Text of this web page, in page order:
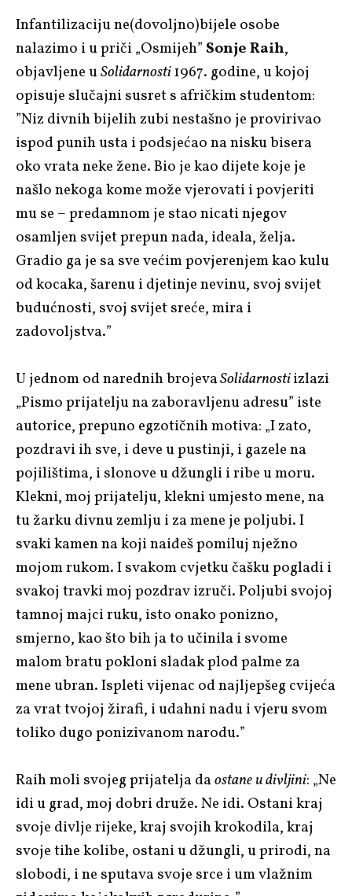
Infantilizaciju ne(dovoljno)bijele osobe
nalazimo i u priči „Osmijeh”Sonje Raih,
objavljene uSolidarnosti1967. godine, u kojoj
opisuje slučajni susret s afričkim studentom:
”Niz divnih bijelih zubi nestašno je provirivao
ispod punih usta i podsjećao na nisku bisera
oko vrata neke žene. Bio je kao dijete koje je
našlo nekoga kome može vjerovati i povjeriti
mu se – predamnom je stao nicati njegov
osamljen svijet prepun nada, ideala, želja.
Gradio ga je sa sve većim povjerenjem kao kulu
od kocaka, šarenu i djetinje nevinu, svoj svijet
budućnosti, svoj svijet sreće, mira i
zadovoljstva.”
U jednom od narednih brojevaSolidarnostiizlazi
„Pismo prijatelju na zaboravljenu adresu” iste
autorice, prepuno egzotičnih motiva: „I zato,
pozdravi ih sve, i deve u pustinji, i gazele na
pojilištima, i slonove u džungli i ribe u moru.
Klekni, moj prijatelju, klekni umjesto mene, na
tu žarku divnu zemlju i za mene je poljubi. I
svaki kamen na koji naiđeš pomiluj nježno
mojom rukom. I svakom cvjetku čašku pogladi i
svakoj travki moj pozdrav izruči. Poljubi svojoj
tamnoj majci ruku, isto onako ponizno,
smjerno, kao što bih ja to učinila i svome
malom bratu pokloni sladak plod palme za
mene ubran. Ispleti vijenac od najljepšeg cvijeća
za vrat tvojoj žirafi, i udahni nadu i vjeru svom
toliko dugo ponizivanom narodu.”
Raih moli svojeg prijatelja daostaneu divljini: „Ne
idi u grad, moj dobri druže. Ne idi. Ostani kraj
svoje divlje rijeke, kraj svojih krokodila, kraj
svoje tihe kolibe, ostani u džungli, u prirodi, na
slobodi, i ne sputava svoje srce i um vlažnim